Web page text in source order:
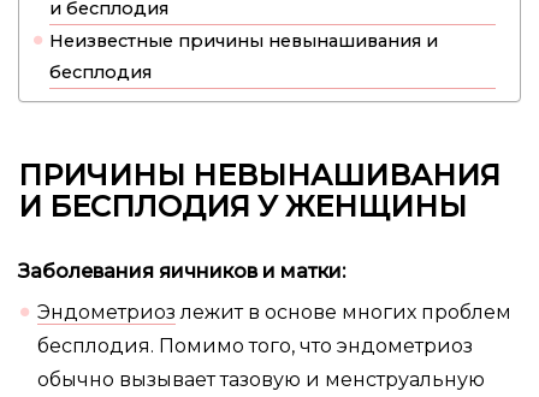
и бесплодия
Неизвестные причины невынашивания и
бесплодия
ПРИЧИНЫ НЕВЫНАШИВАНИЯ
И БЕСПЛОДИЯ У ЖЕНЩИНЫ
Заболевания яичников и матки:
Эндометриоз лежит в основе многих проблем
бесплодия. Помимо того, что эндометриоз
обычно вызывает тазовую и менструальную